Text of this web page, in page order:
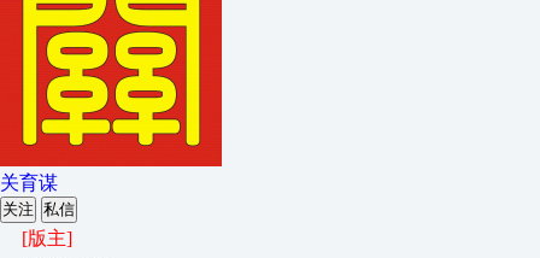
关育谋
关注 私信
[版主]